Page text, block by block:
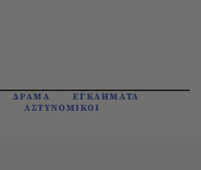
ΔΡΑΜΑ
ΕΓΚΛΗΜΑΤΑ
ΑΣΤΥΝΟΜΙΚΟΙ